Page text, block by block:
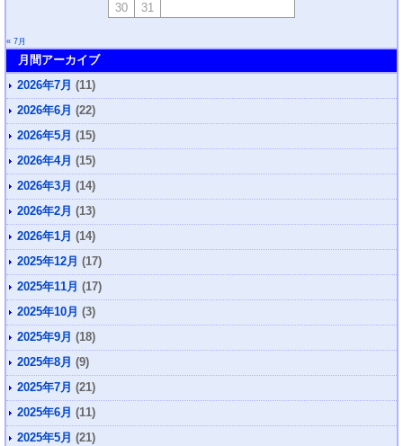
30
31
« 7月
月間アーカイブ
2026年7月 (11)
2026年6月 (22)
2026年5月 (15)
2026年4月 (15)
2026年3月 (14)
2026年2月 (13)
2026年1月 (14)
2025年12月 (17)
2025年11月 (17)
2025年10月 (3)
2025年9月 (18)
2025年8月 (9)
2025年7月 (21)
2025年6月 (11)
2025年5月 (21)